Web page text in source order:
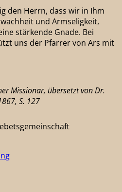
den Herrn, dass wir in Ihm
und Armseligkeit,
stärkende Gnade. Bei
uns der Pfarrer von Ars mit
Missionar, übersetzt von Dr.
S. 127